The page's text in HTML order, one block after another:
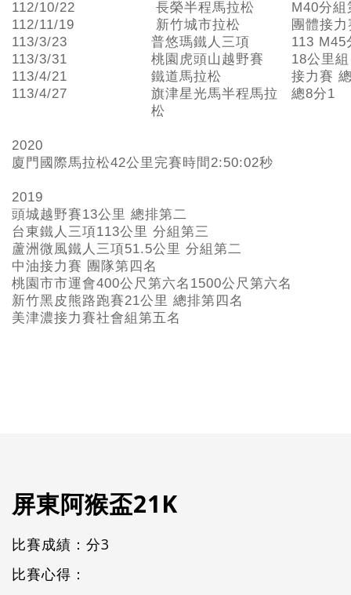
112/10/22 長榮半程馬拉松
M40分組
112/11/19
新竹城市拉松
團體接
113/3/23
普悠瑪鐵人三項
113 M45
113/3/31
桃園虎頭山越野賽
18公里
113/4/21
鐵道馬拉松
接力賽
113/4/27
旗津星光馬半程馬拉
松
總8分1
2020
廈門國際馬拉松42公里完賽時間2:50:02秒
2019
頭城越野賽13公里 總排第二
台東鐵人三項113公里 分組第三
蘆洲微風鐵人三項51.5公里 分組第二
中油接力賽 團隊第四名
桃園市市運會400公尺第六名1500公尺第六名
新竹黑皮熊路跑賽21公里 總排第四名
美津濃接力賽社會組第五名
屏東阿猴盃21K
比賽成績：分3
比賽心得：